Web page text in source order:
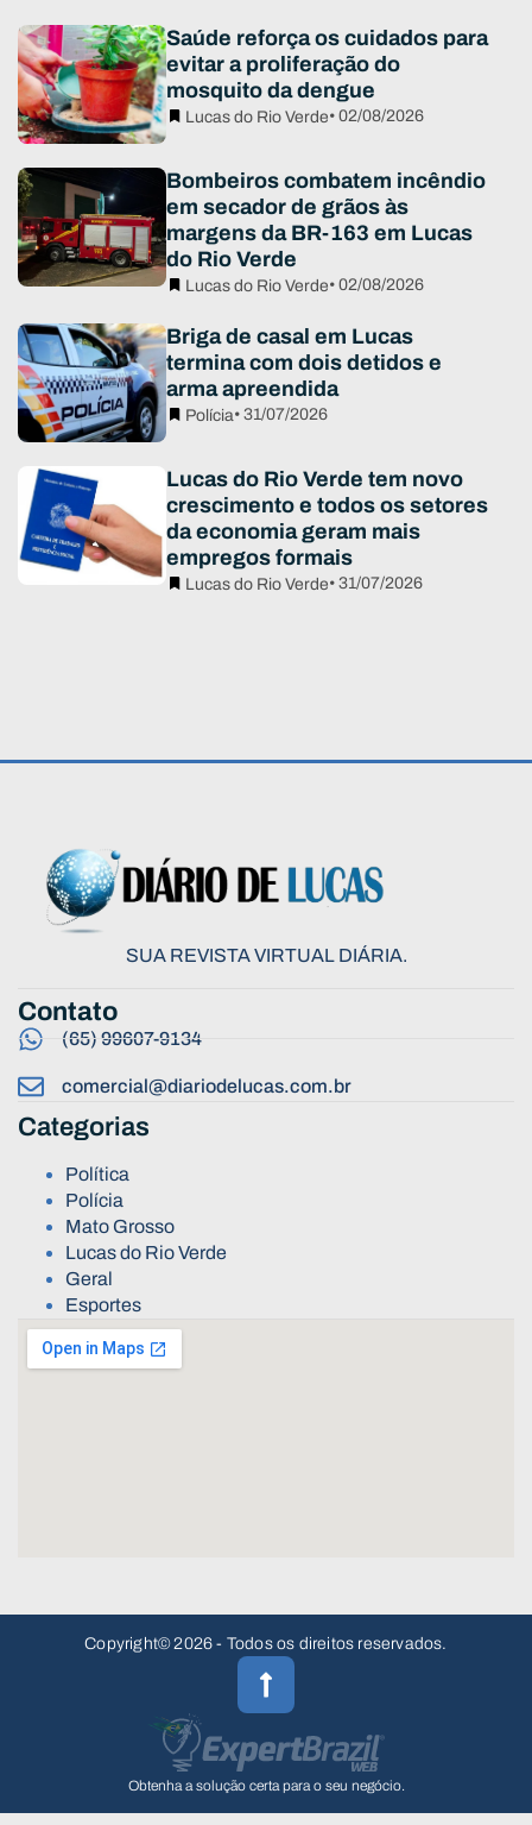
Saúde reforça os cuidados para
evitar a proliferação do
mosquito da dengue
Lucas do Rio Verde• 02/08/2026
Bombeiros combatem incêndio
em secador de grãos às
margens da BR-163 em Lucas
do Rio Verde
Lucas do Rio Verde• 02/08/2026
Briga de casal em Lucas
termina com dois detidos e
arma apreendida
Polícia• 31/07/2026
Lucas do Rio Verde tem novo
crescimento e todos os setores
da economia geram mais
empregos formais
Lucas do Rio Verde• 31/07/2026
SUA REVISTA VIRTUAL DIÁRIA.
Contato
(65) 99607-9134
comercial@diariodelucas.com.br
Categorias
Política
Polícia
Mato Grosso
Lucas do Rio Verde
Geral
Esportes
Copyright© 2026 - Todos os direitos reservados.
Obtenha a solução certa para o seu negócio.